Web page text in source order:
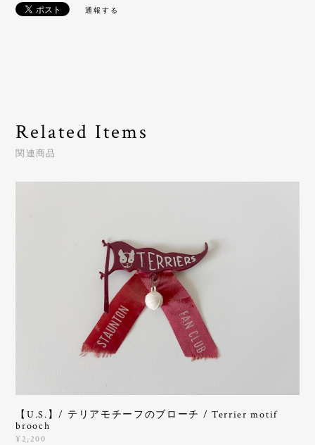
通報する
Related Items
関連商品
【U.S.】/ テリアモチーフのブローチ / Terrier motif
brooch
¥2,200